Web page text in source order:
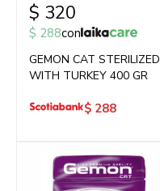
$ 320
$ 288con
GEMON CAT STERILIZED
WITH TURKEY 400 GR
$ 288